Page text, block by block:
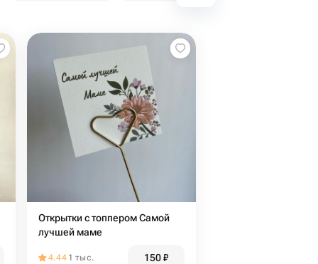
Открытки с топпером Самой
лучшей маме
4.44 1 тыс. 150₽